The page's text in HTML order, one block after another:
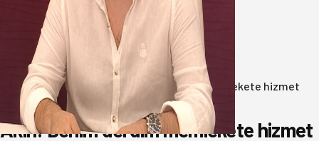
yönetimine cevap : Herkes kendine
yakışanı yapar, buluttan nem
kapmayın!
07 Ağustos 2026
Anasayfa/ Gündem/
Akın: Benim derdim memlekete hizmet
hemşerim!
Akın: Benim derdim memlekete hizmet